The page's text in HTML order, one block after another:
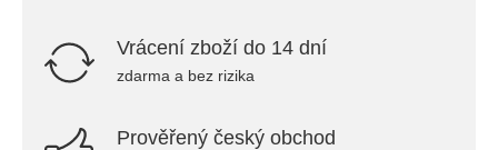
Vrácení zboží do 14 dní
zdarma a bez rizika
Prověřený český obchod